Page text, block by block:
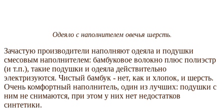
Одеяло с наполнителем овечья шерсть.
Зачастую производители наполняют одеяла и подушки
смесовым наполнителем: бамбуковое волокно плюс полиэстр
(и т.п.), такие подушки и одеяла действительно
электризуются. Чистый бамбук - нет, как и хлопок, и шерсть.
Очень комфортный наполнитель, один из лучших: подушки с
ним не снимаются, при этом у них нет недостатков
синтетики.